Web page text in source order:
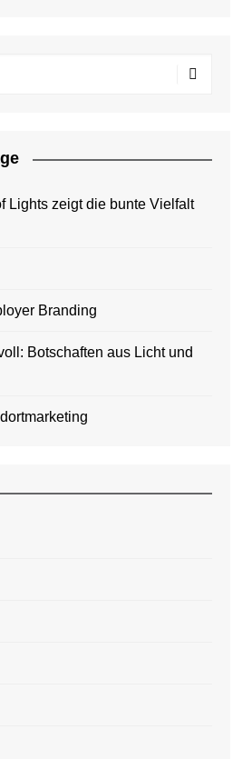
Lights zeigt die bunte Vielfalt
Branding
Botschaften aus Licht und